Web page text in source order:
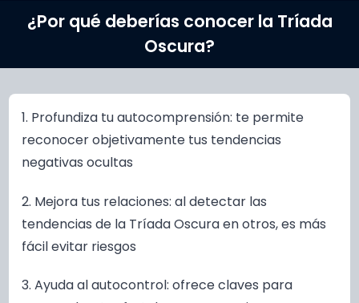
¿Por qué deberías conocer la Tríada
Oscura?
1. Profundiza tu autocomprensión: te permite
reconocer objetivamente tus tendencias
negativas ocultas
2. Mejora tus relaciones: al detectar las
tendencias de la Tríada Oscura en otros, es más
fácil evitar riesgos
3. Ayuda al autocontrol: ofrece claves para